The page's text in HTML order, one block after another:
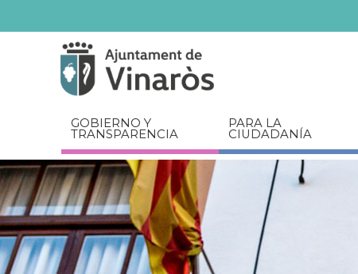
relacionados
GOBIERNO Y
TRANSPARENCIA
PARA LA
CIUDADANÍA